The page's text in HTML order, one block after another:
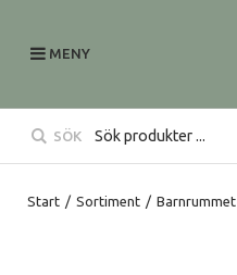
MENY
SÖK
Start / Sortiment / Barnrummet